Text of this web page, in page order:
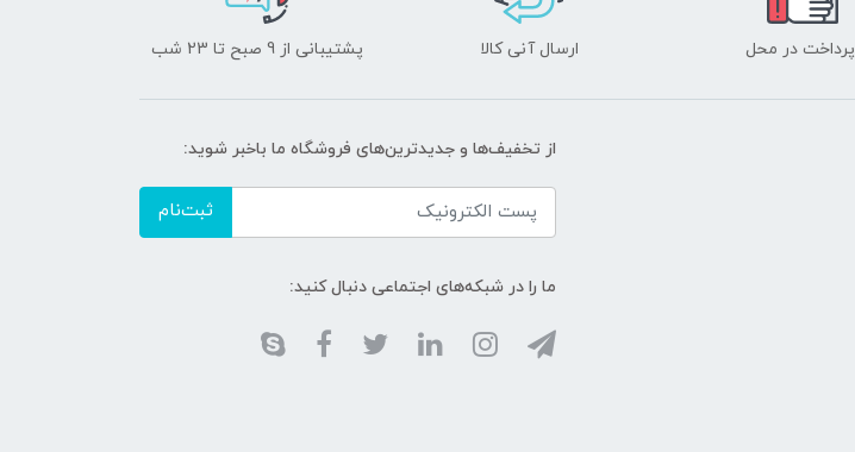
پرداخت در محل ارسال آنی کالا پشتیبانی از 9 صبح تا 23 شب
از تخفیف‌ها و جدیدترین‌های فروشگاه ما باخبر شوید:
ثبت‌نام
ما را در شبکه‌های اجتماعی دنبال کنید: